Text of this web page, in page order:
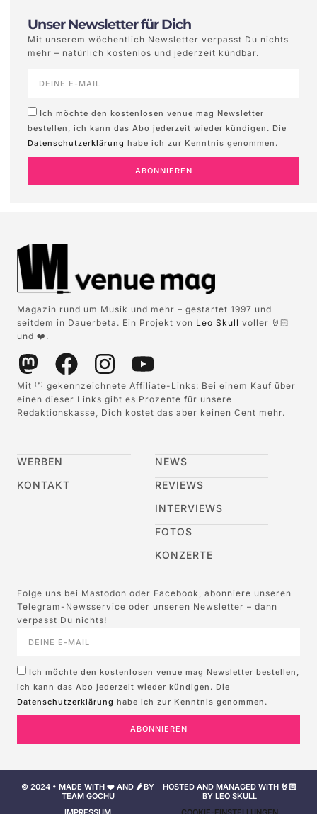
Unser Newsletter für Dich
Mit unserem wöchentlich Newsletter verpasst Du nichts
mehr – natürlich kostenlos und jederzeit kündbar.
Ich möchte den kostenlosen venue mag Newsletter
bestellen, ich kann das Abo jederzeit wieder kündigen. Die
Datenschutzerklärung habe ich zur Kenntnis genommen.
ABONNIEREN
Magazin rund um Musik und mehr – gestartet 1997 und
seitdem in Dauerbeta. Ein Projekt von Leo Skull voller 🤘🏻
und ❤️.
Mit (*)
gekennzeichnete Affiliate-Links: Bei einem Kauf über
einen dieser Links gibt es Prozente für unsere
Redaktionskasse, Dich kostet das aber keinen Cent mehr.
WERBEN
KONTAKT
NEWS
REVIEWS
INTERVIEWS
FOTOS
KONZERTE
Folge uns bei Mastodon oder Facebook, abonniere unseren
Telegram-Newsservice oder unseren Newsletter – dann
verpasst Du nichts!
Ich möchte den kostenlosen venue mag Newsletter bestellen,
ich kann das Abo jederzeit wieder kündigen. Die
Datenschutzerklärung habe ich zur Kenntnis genommen.
ABONNIEREN
© 2024 • MADE WITH ❤️ AND 🌶️ BY
TEAM GOCHU
HOSTED AND MANAGED WITH 🤘🏻
BY LEO SKULL
IMPRESSUM
COOKIE-EINSTELLUNGEN